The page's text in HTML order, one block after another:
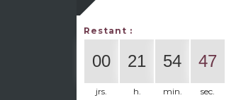
Restant :
00
jrs.
21
h.
54
min.
47
sec.